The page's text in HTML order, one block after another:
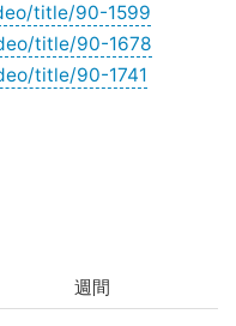
title/90-1599
title/90-1678
title/90-1741
週間